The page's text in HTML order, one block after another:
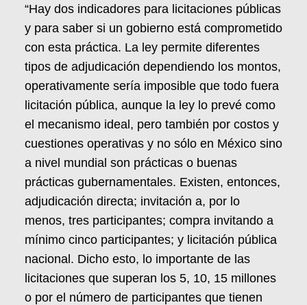
“Hay dos indicadores para licitaciones públicas
y para saber si un gobierno está comprometido
con esta práctica. La ley permite diferentes
tipos de adjudicación dependiendo los montos,
operativamente sería imposible que todo fuera
licitación pública, aunque la ley lo prevé como
el mecanismo ideal, pero también por costos y
cuestiones operativas y no sólo en México sino
a nivel mundial son prácticas o buenas
prácticas gubernamentales. Existen, entonces,
adjudicación directa; invitación a, por lo
menos, tres participantes; compra invitando a
mínimo cinco participantes; y licitación pública
nacional. Dicho esto, lo importante de las
licitaciones que superan los 5, 10, 15 millones
o por el número de participantes que tienen